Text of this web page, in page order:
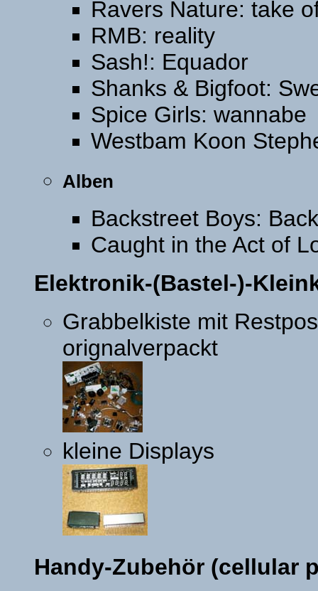
Ravers Nature: take
RMB: reality
Sash!: Equador
Shanks & Bigfoot:
Spice Girls: wannabe
Westbam Koon
Alben
Backstreet Boys:
Caught in the Act of
Elektronik-(Bastel-)-
Grabbelkiste mit
orignalverpackt
kleine Displays
Handy-Zubehör (cellular